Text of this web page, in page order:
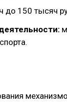
до 150 тысяч